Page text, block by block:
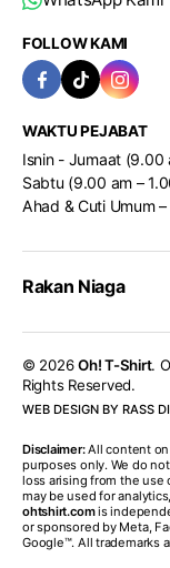
FOLLOW KAMI
WAKTU PEJABAT
Isnin - Jumaat (9.00
Sabtu (9.00 am –
Ahad & Cuti Umum
Rakan Niaga
© 2026Oh! T-Shirt.
Rights Reserved.
WEB DESIGN BY RASS
Disclaimer:All content on
purposes only. We do
loss arising from the use
may be used for
ohtshirt.comis
or sponsored by Meta,
Google™. All trademarks